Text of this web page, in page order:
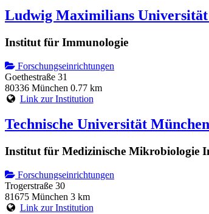
Ludwig Maximilians
Institut für Immunologie
Forschungseinrichtungen
Goethestraße 31
80336 München 0.77 km
Link zur Institution
Technische Universität München
Institut für Medizinische Mikrobiologie
Forschungseinrichtungen
Trogerstraße 30
81675 München 3 km
Link zur Institution